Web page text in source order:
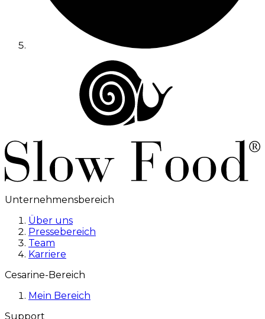
Unternehmensbereich
Über uns
Pressebereich
Team
Karriere
Cesarine-Bereich
Mein Bereich
Support